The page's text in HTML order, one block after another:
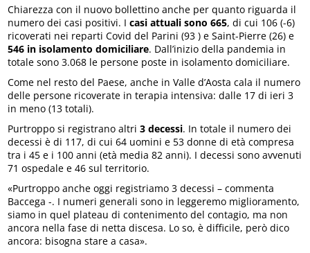
Chiarezza con il nuovo bollettino anche per quanto riguarda il
numero dei casi positivi. Icasi attuali sono 665, di cui 106 (-6)
ricoverati nei reparti Covid del Parini (93 ) e Saint-Pierre (26) e
546 in isolamento domiciliare. Dall’inizio della pandemia in
totale sono 3.068 le persone poste in isolamento domiciliare.
Come nel resto del Paese, anche in Valle d’Aosta cala il numero
delle persone ricoverate in terapia intensiva: dalle 17 di ieri 3
in meno (13 totali).
Purtroppo si registrano altri3 decessi. In totale il numero dei
decessi è di 117, di cui 64 uomini e 53 donne di età compresa
tra i 45 e i 100 anni (età media 82 anni). I decessi sono avvenuti
71 ospedale e 46 sul territorio.
«Purtroppo anche oggi registriamo 3 decessi – commenta
Baccega -. I numeri generali sono in leggeremo miglioramento,
siamo in quel plateau di contenimento del contagio, ma non
ancora nella fase di netta discesa. Lo so, è difficile, però dico
ancora: bisogna stare a casa».